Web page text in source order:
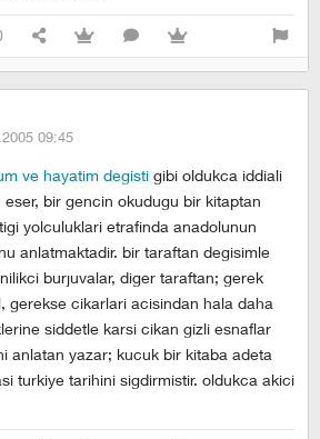
09:45
ve hayatim degisti gibi oldukca iddiali
bir gencin okudugu bir kitaptan
yolculuklari etrafinda anadolunun
anlatmaktadir. bir taraftan degisimle
burjuvalar, diger taraftan; gerek
gerekse cikarlari acisindan hala daha
siddetle karsi cikan gizli esnaflar
anlatan yazar; kucuk bir kitaba adeta
turkiye tarihini sigdirmistir. oldukca akici